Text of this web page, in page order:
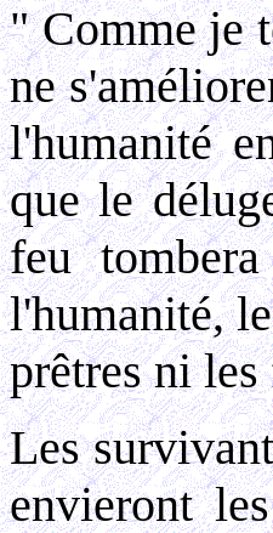
" Comme je
ne
l'humanité
que le
feu
l'humanité,
prêtres ni
Les
envieront